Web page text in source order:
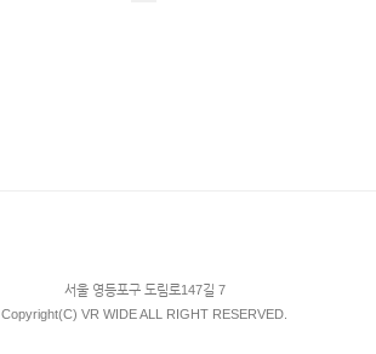
서울 영등포구 도림로147길 7
Copyright(C) VR WIDE ALL RIGHT RESERVED.